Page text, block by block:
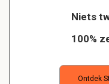
Niets
100%
Ontdek